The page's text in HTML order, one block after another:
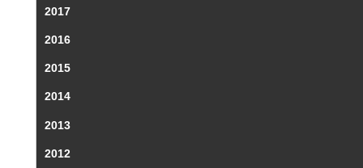
2017
2016
2015
2014
2013
2012